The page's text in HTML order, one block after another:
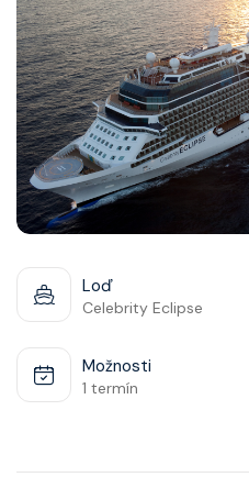
Kontakt
Vyhledat plavbu
Loď
Celebrity Eclipse
Možnosti
1 termín